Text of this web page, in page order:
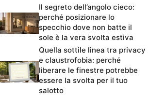
Il segreto dell’angolo cieco:
perché posizionare lo
specchio dove non batte il
sole è la vera svolta estiva
Quella sottile linea tra privacy
e claustrofobia: perché
liberare le finestre potrebbe
essere la svolta per il tuo
salotto